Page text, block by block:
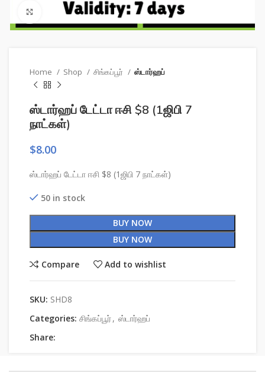
Click to enlarge
Home Shop சிங்கப்பூர் ஸ்டார்ஹப்
ஸ்டார்ஹப் டேட்டா ஈசி $8 (1ஜிபி 7
நாட்கள்)
$8.00
ஸ்டார்ஹப் டேட்டா ஈசி $8 (1ஜிபி 7 நாட்கள்)
50 in stock
BUY NOW
BUY NOW
Compare Add to wishlist
SKU: SHD8
Categories: சிங்கப்பூர், ஸ்டார்ஹப்
Share: